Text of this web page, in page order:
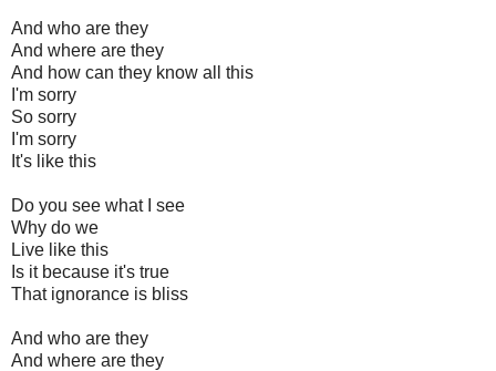
And who are they
And where are they
And how can they know all this
I'm sorry
So sorry
I'm sorry
It's like this
Do you see what I see
Why do we
Live like this
Is it because it's true
That ignorance is bliss
And who are they
And where are they